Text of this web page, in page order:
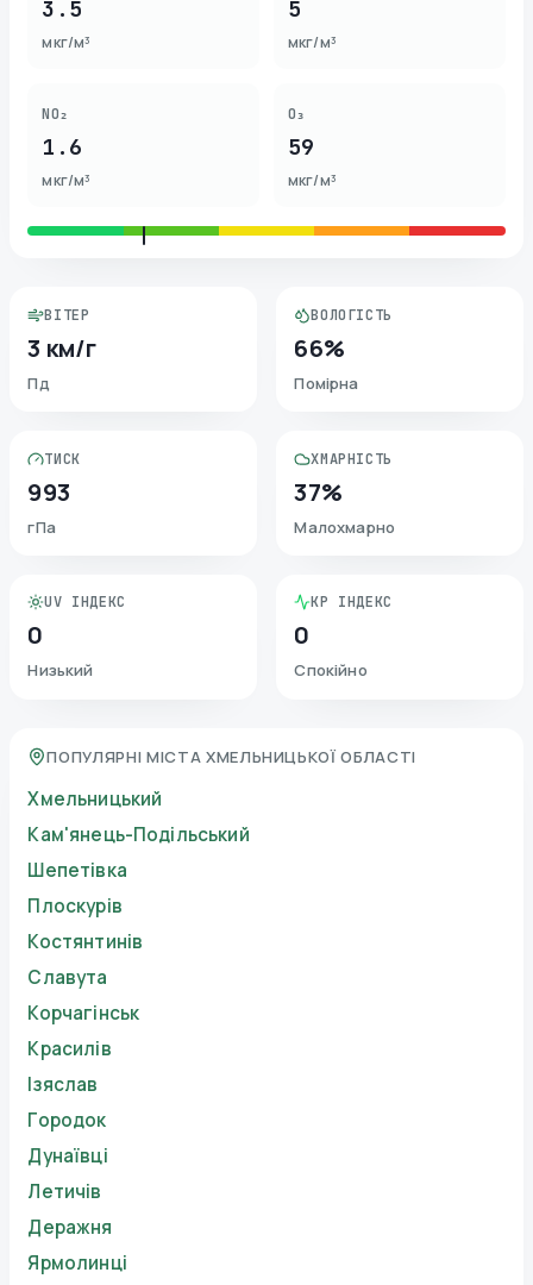
3.5
мкг/м³
5
мкг/м³
NO₂
1.6
мкг/м³
O₃
59
мкг/м³
ВІТЕР
3 км/г
Пд
ВОЛОГІСТЬ
66%
Помірна
ТИСК
993
гПа
ХМАРНІСТЬ
37%
Малохмарно
UV ІНДЕКС
0
Низький
KP ІНДЕКС
0
Спокійно
ПОПУЛЯРНІ МІСТА ХМЕЛЬНИЦЬКОЇ ОБЛАСТІ
Хмельницький
Кам'янець-Подільський
Шепетівка
Плоскурів
Костянтинів
Славута
Корчагінськ
Красилів
Ізяслав
Городок
Дунаївці
Летичів
Деражня
Ярмолинці